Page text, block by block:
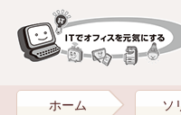
ホーム ソ